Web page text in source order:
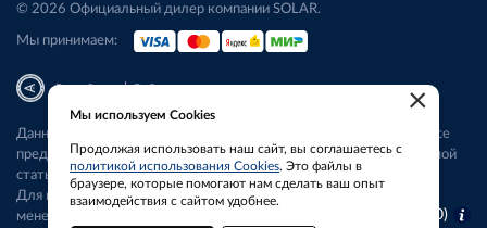
0)
© 2026 Официальный дилер компании SOLAR.
Мы принимаем:
Разработка|Веб-аналитика
Данный сайт носит исключительно информационный характер. Все
представленные предложения не являются офертой, определяемой
статьей 437 ГК РФ.
Для получения подробной информации свяжитесь с нашим
менеджером.
×
Мы используем Cookies
Продолжая использовать наш сайт, вы соглашаетесь с
политикой использования Cookies. Это файлы в
браузере, которые помогают нам сделать ваш опыт
взаимодействия с сайтом удобнее.